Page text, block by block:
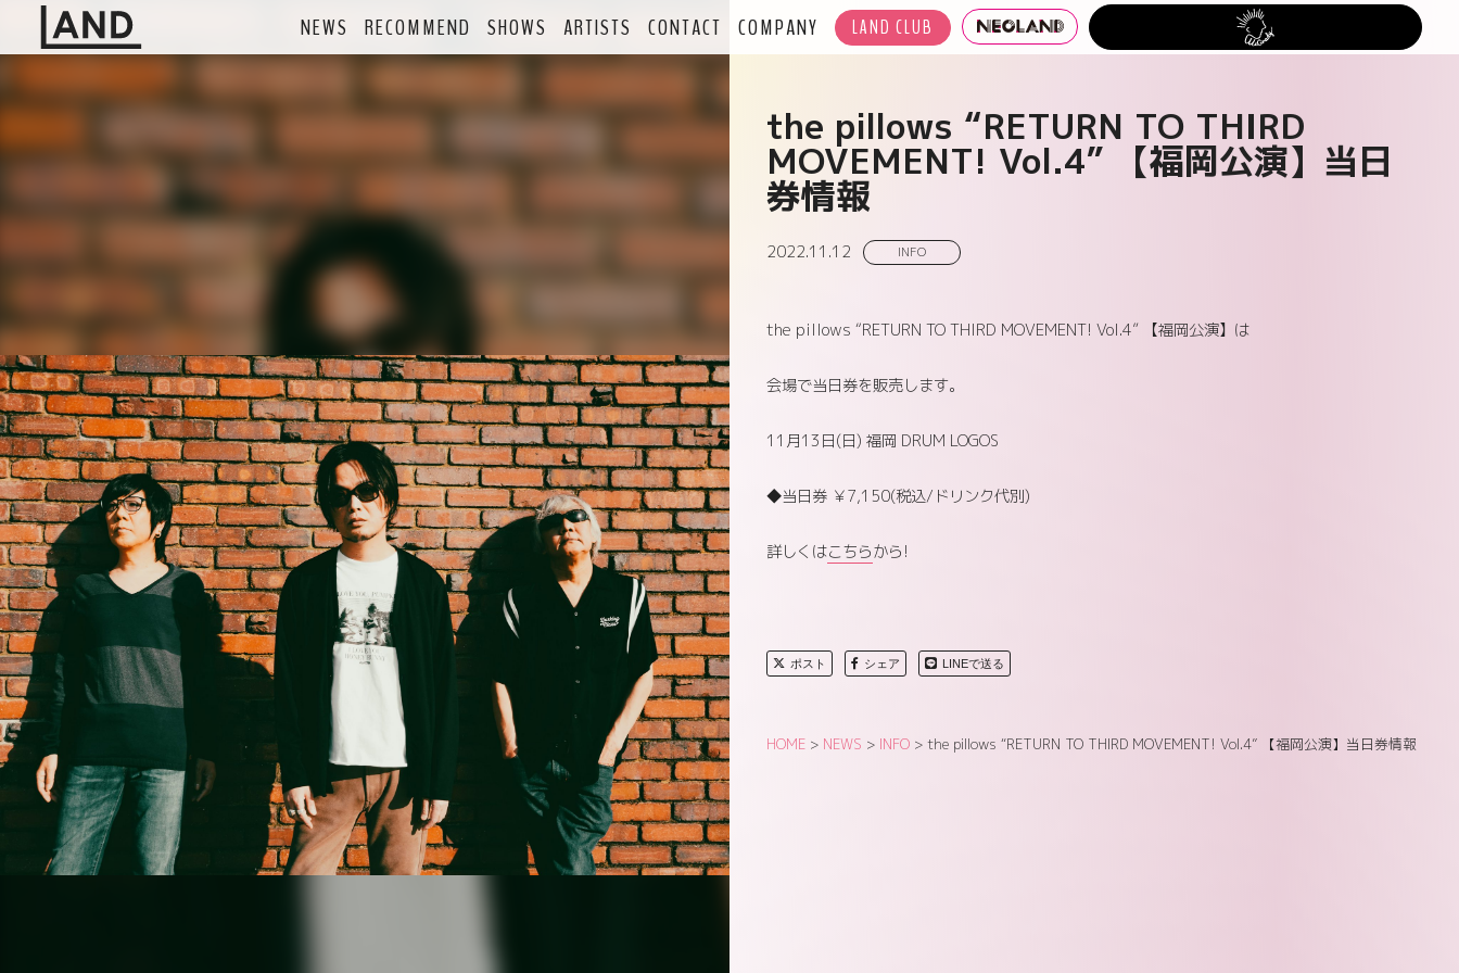
NEWS RECOMMEND SHOWS ARTISTS CONTACT COMPANY LAND CLUB
the pillows “RETURN TO THIRD
MOVEMENT! Vol.4” 【福岡公演】当日
券情報
2022.11.12 INFO
the pillows “RETURN TO THIRD MOVEMENT! Vol.4” 【福岡公演】は
会場で当日券を販売します。
11月13日(日) 福岡 DRUM LOGOS
◆当日券 ￥7,150(税込/ドリンク代別)
詳しくはこちらから!
ポスト シェア LINEで送る
HOME> NEWS > INFO> the pillows “RETURN TO THIRD MOVEMENT! Vol.4” 【福岡公演】当日券情報